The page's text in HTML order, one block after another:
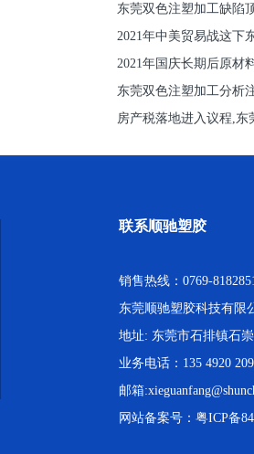
东莞双色注塑加工缺陷
2021年中美贸易战这下
2021年国庆长期后原材
东莞双色注塑加工分析
房产税落地进入议程,
联系顺驰塑胶
销售热线：0769-
东莞顺驰塑胶科技有限
地址: 东莞市石排镇石
业务电话：135 4920
邮箱
网站备案号： 粤ICP备